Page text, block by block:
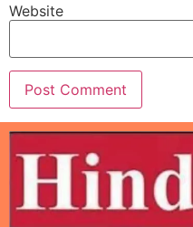
Website